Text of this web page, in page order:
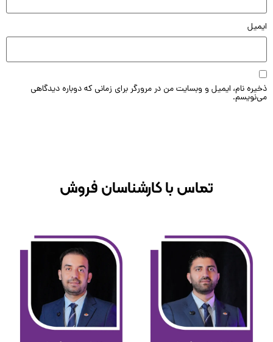
نام، ایمیل و وبسایت من در مرورگر برای زمانی که دوباره دیدگاهی
تماس با کارشناسان فروش